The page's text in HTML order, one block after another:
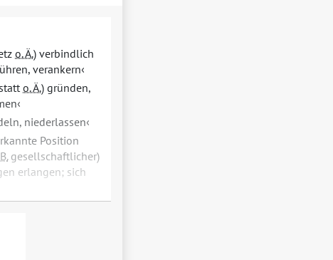
o. Ä.) verbindlich
verankern
o. Ä.) gründen,
niederlassen
Position
gesellschaftlicher)
erlangen; sich